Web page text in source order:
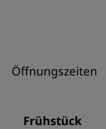
Öffnungszeiten
Frühstück